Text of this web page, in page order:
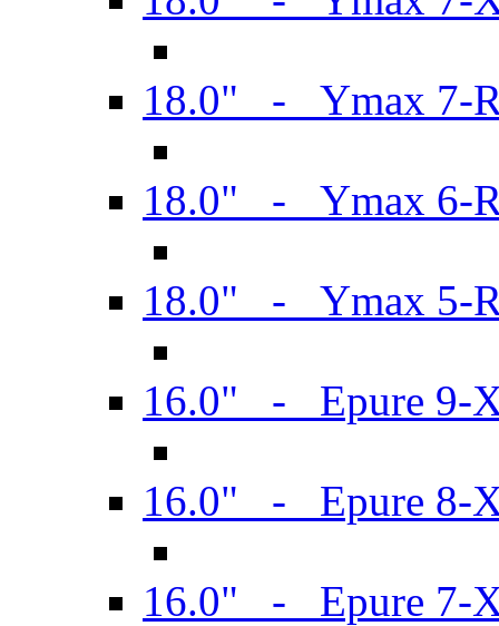
18.0" - Ymax 7-
18.0" - Ymax 6-
18.0" - Ymax 5-
16.0" - Epure 9-
16.0" - Epure 8-
16.0" - Epure 7-